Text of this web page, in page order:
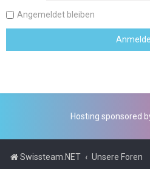
Angemeldet bleiben
Hosting sponsored
Swissteam.NET Unsere Foren